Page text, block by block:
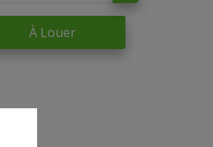
À Louer